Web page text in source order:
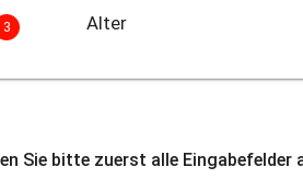
3 Alter
Sie bitte zuerst alle Eingabefelder